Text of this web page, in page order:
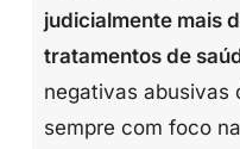
judicialmente mais
tratamentos de
negativas abusivas
sempre com foco